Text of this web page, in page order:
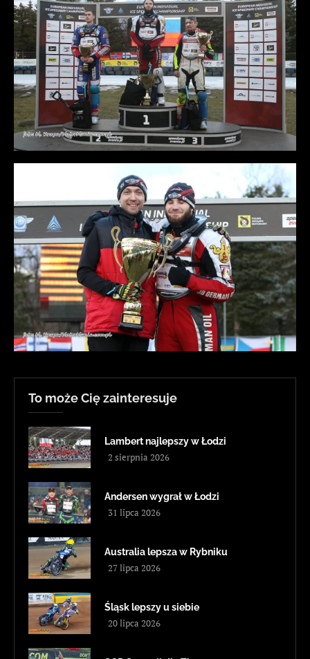
To może Cię zainteresuje
Lambert najlepszy w Łodzi
2 sierpnia 2026
Andersen wygrał w Łodzi
31 lipca 2026
Australia lepsza w Rybniku
27 lipca 2026
Śląsk lepszy u siebie
20 lipca 2026